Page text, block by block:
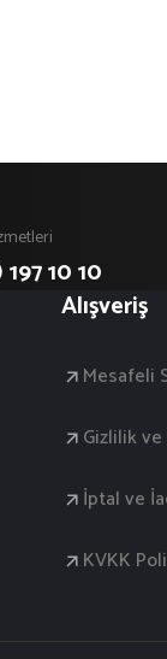
10 10
Alışveriş
Mesafeli
Gizlilik
İptal ve
KVKK